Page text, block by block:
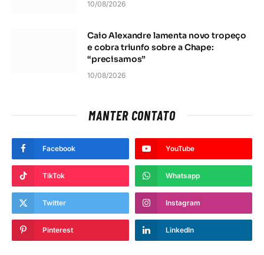
10/08/2026
Caio Alexandre lamenta novo tropeço
e cobra triunfo sobre a Chape:
“precisamos”
10/08/2026
MANTER CONTATO
Facebook YouTube
TikTok Whatsapp
Twitter Instagram
Pinterest LinkedIn